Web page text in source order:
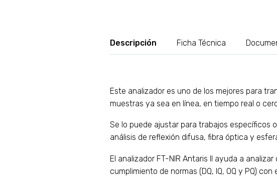
Descripción Ficha Técnica
Este analizador es uno de los mejores para
muestras ya sea en línea, en tiempo real o
Se lo puede ajustar para trabajos específicos
análisis de reflexión difusa, fibra óptica y
El analizador FT-NIR Antaris II ayuda a
cumplimiento de normas (DQ, IQ, OQ y PQ)